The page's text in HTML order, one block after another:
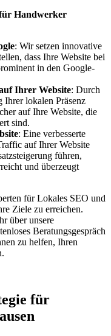
Handwerker
: Wir setzen innovative
dass Ihre Website bei
in den Google-
Ihrer Website: Durch
Ihrer lokalen Präsenz
auf Ihre Website, die
sind.
: Eine verbesserte
auf Ihrer Website
führen,
und überzeugt
für Lokales SEO und
Ziele zu erreichen.
über unsere
Beratungsgespräch
zu helfen, Ihren
für